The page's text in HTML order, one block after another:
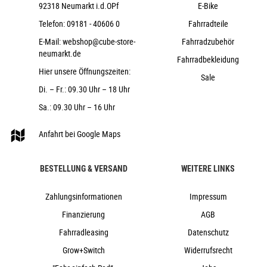
CUBE Rise Trail Bar 35
ACID Disrupt, Soft Compound
ACROS AZF-675, ICR (Integrated Cable
Routing), Top Zero-Stack 1 1/2" (ZS 56mm), Bottom Zero-
Stack 1 1/2" (ZS 56mm), Fiber Inserts for Angle Adjustment,
X-Connect Interface
CUBE Dropper Post, Handlebar Lever,
Internal Cable Routing, 31.6mm
24,6 kg
blackline
Cube
e-Bike, Fully, Mountainbike
nein
92318 Neumarkt i.d.OPf
Telefon:09181 - 40606 0
E-Mail:webshop@cube-store-
neumarkt.de
Hier unsere Öffnungszeiten:
Di. – Fr.: 09.30 Uhr – 18 Uhr
Sa.: 09.30 Uhr – 16 Uhr
Anfahrt bei Google Maps
E-Bike
Fahrradteile
Fahrradzubehör
Fahrradbekleidung
Sale
BESTELLUNG & VERSAND
Zahlungsinformationen
Finanzierung
Fahrradleasing
Grow+Switch
WEITERE LINKS
Impressum
AGB
Datenschutz
Widerrufsrecht